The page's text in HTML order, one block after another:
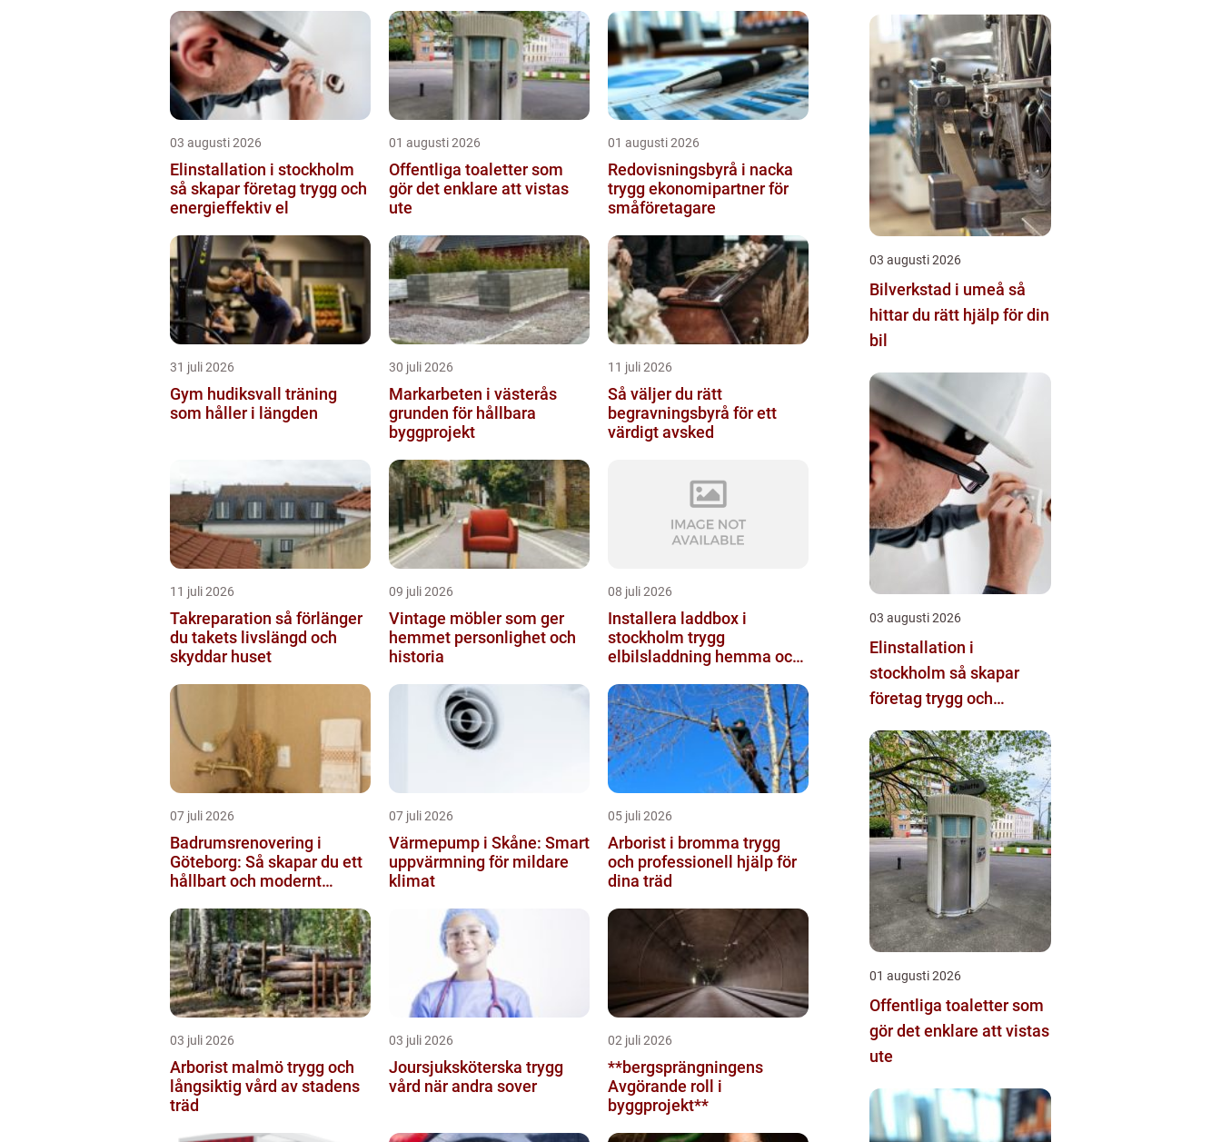
03 augusti 2026
Elinstallation i stockholm
så skapar företag trygg och
energieffektiv el
01 augusti 2026
Offentliga toaletter som
gör det enklare att vistas
ute
01 augusti 2026
Redovisningsbyrå i nacka
trygg ekonomipartner för
småföretagare
31 juli 2026
Gym hudiksvall träning
som håller i längden
30 juli 2026
Markarbeten i västerås
grunden för hållbara
byggprojekt
11 juli 2026
Så väljer du rätt
begravningsbyrå för ett
värdigt avsked
11 juli 2026
Takreparation så förlänger
du takets livslängd och
skyddar huset
09 juli 2026
Vintage möbler som ger
hemmet personlighet och
historia
08 juli 2026
Installera laddbox i
stockholm trygg
elbilsladdning hemma och
07 juli 2026
Badrumsrenovering i
Göteborg: Så skapar du ett
hållbart och modernt
07 juli 2026
Värmepump i Skåne: Smart
uppvärmning för mildare
klimat
05 juli 2026
Arborist i bromma trygg
och professionell hjälp för
dina träd
03 juli 2026
Arborist malmö trygg och
långsiktig vård av stadens
träd
03 juli 2026
Joursjuksköterska trygg
vård när andra sover
02 juli 2026
**bergsprängningens
Avgörande roll i
byggprojekt**
03 augusti 2026
Bilverkstad i umeå så
hittar du rätt hjälp för din
bil
03 augusti 2026
Elinstallation i
stockholm så skapar
företag trygg och
01 augusti 2026
Offentliga toaletter som
gör det enklare att vistas
ute